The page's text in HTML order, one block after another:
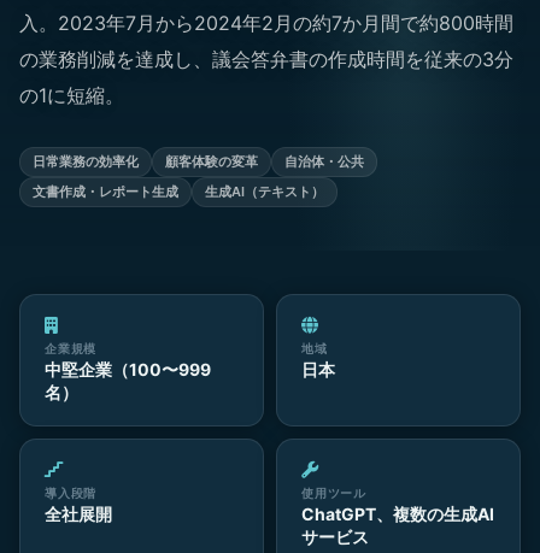
入。2023年7月から2024年2月の約7か月間で約800時間
の業務削減を達成し、議会答弁書の作成時間を従来の3分
の1に短縮。
日常業務の効率化 顧客体験の変革
自治体・公共
文書作成・レポート生成
生成AI（テキスト）
企業規模
中堅企業（100〜999
名）
地域
日本
導入段階
全社展開
使用ツール
ChatGPT、複数の生成AI
サービス